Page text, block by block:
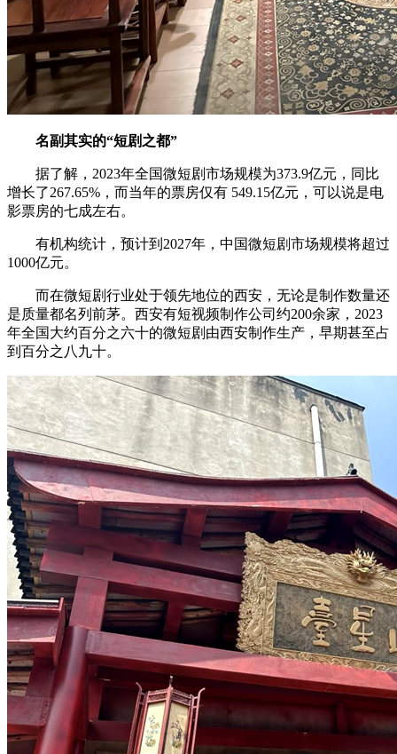
名副其实的“短剧之都”
据了解，2023年全国微短剧市场规模为373.9亿元，同比
增长了267.65%，而当年的票房仅有 549.15亿元，可以说是电
影票房的七成左右。
有机构统计，预计到2027年，中国微短剧市场规模将超过
1000亿元。
而在微短剧行业处于领先地位的西安，无论是制作数量还
是质量都名列前茅。西安有短视频制作公司约200余家，2023
年全国大约百分之六十的微短剧由西安制作生产，早期甚至占
到百分之八九十。